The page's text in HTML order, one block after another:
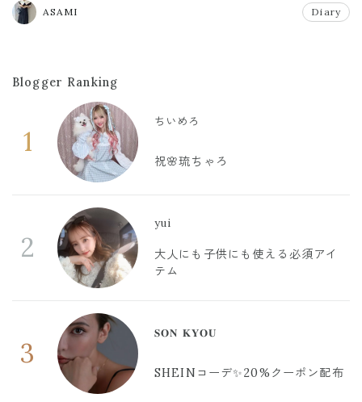
ASAMI Diary
Blogger Ranking
1
ちいめろ
祝🌸琉ちゃろ
2
yui
大人にも子供にも使える必須アイ
テム
3
𝐒𝐎𝐍 𝐊𝐘𝐎𝐔
SHEINコーデ✨20%クーポン配布